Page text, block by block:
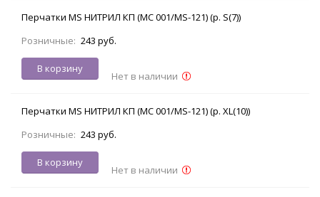
Перчатки MS НИТРИЛ КП (MC 001/MS-121) (р. S(7))
Розничные: 243 руб.
В корзину
Нет в наличии
Перчатки MS НИТРИЛ КП (MC 001/MS-121) (р. XL(10))
Розничные: 243 руб.
В корзину
Нет в наличии